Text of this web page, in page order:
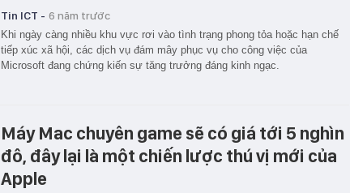
Tin ICT - 6 năm trước
Khi ngày càng nhiều khu vực rơi vào tình trạng phong tỏa hoặc hạn chế
tiếp xúc xã hội, các dịch vụ đám mây phục vụ cho công việc của
Microsoft đang chứng kiến sự tăng trưởng đáng kinh ngạc.
Máy Mac chuyên game sẽ có giá tới 5 nghìn
đô, đây lại là một chiến lược thú vị mới của
Apple